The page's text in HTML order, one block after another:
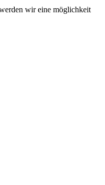
wir eine möglichkeit